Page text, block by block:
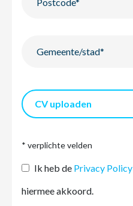
CV uploaden
* verplichte velden
Ik heb de Privacy Policy
hiermee akkoord.